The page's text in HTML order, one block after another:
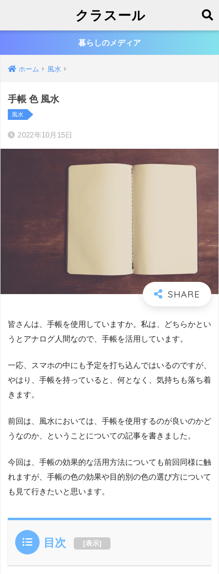
クラスール
暮らしのメディア
ホーム 風水
手帳 色 風水
風水
2022年10月15日
皆さんは、手帳を使用していますか。私は、どちらかとい
うとアナログ人間なので、手帳を活用しています。
一応、スマホの中にも予定を打ち込んではいるのですが、
やはり、手帳を持っていると、何となく、気持ちも落ち着
きます。
前回は、風水においては、手帳を使用するのが良いのかど
うなのか、ということについての記事を書きました。
今回は、手帳の効果的な活用方法についても前回同様に触
れますが、手帳の色の効果や目的別の色の選び方について
も見て行きたいと思います。
目次 [表示]